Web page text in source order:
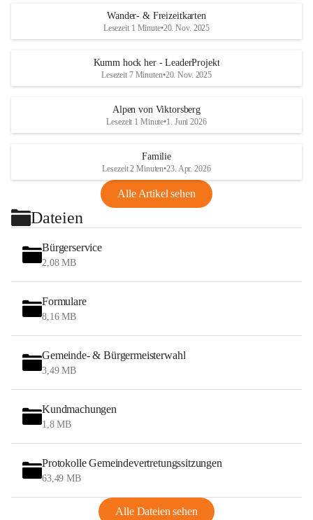
Wander- & Freizeitkarten
Lesezeit 1 Minute•20. Nov. 2025
Kumm hock her - LeaderProjekt
Lesezeit 7 Minuten•20. Nov. 2025
Alpen von Viktorsberg
Lesezeit 1 Minute•1. Juni 2026
Familie
Lesezeit 2 Minuten•23. Apr. 2026
Alle Artikel sehen
Dateien
Bürgerservice
2,08 MB
Formulare
8,16 MB
Gemeinde- & Bürgermeisterwahl
3,49 MB
Kundmachungen
1,8 MB
Protokolle Gemeindevertretungssitzungen
63,49 MB
Alle Dateien sehen